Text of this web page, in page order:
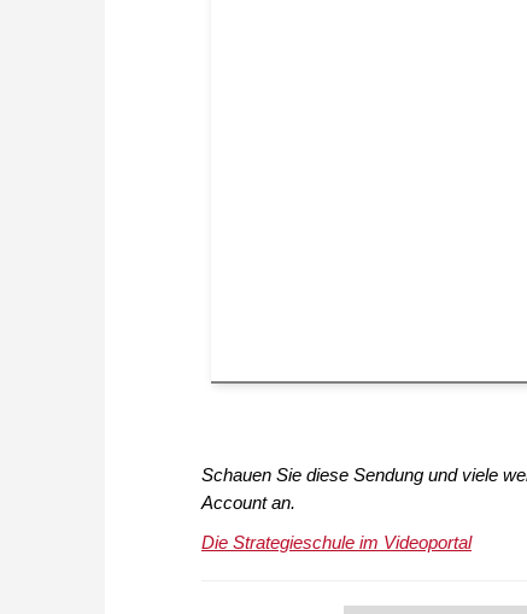
Schauen Sie diese Sendung und viele
Account an.
Die Strategieschule im Videoportal